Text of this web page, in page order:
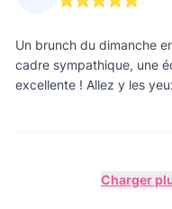
Un brunch du dimanche
cadre sympathique, une
excellente ! Allez y les
Charger